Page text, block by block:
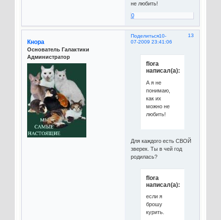
не любить!
0
Поделиться 13
10-
07-2009 23:41:06
Кнора
Основатель Галактики
Администратор
flora
написал(а):
А я не
понимаю,
как их
можно не
любить!
Для каждого есть СВОЙ
зверек. Ты в чей год
родилась?
flora
написал(а):
если я
брошу
курить.